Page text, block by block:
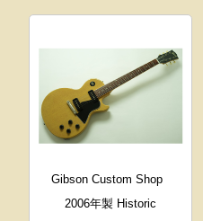
Gibson Custom Shop
2006年製 Historic